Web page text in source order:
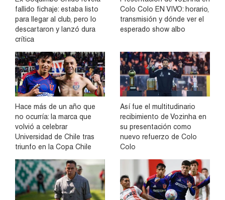
fallido fichaje: estaba listo
para llegar al club, pero lo
descartaron y lanzó dura
crítica
Colo Colo EN VIVO: horario,
transmisión y dónde ver el
esperado show albo
Hace más de un año que
no ocurría: la marca que
volvió a celebrar
Universidad de Chile tras
triunfo en la Copa Chile
Así fue el multitudinario
recibimiento de Vozinha en
su presentación como
nuevo refuerzo de Colo
Colo